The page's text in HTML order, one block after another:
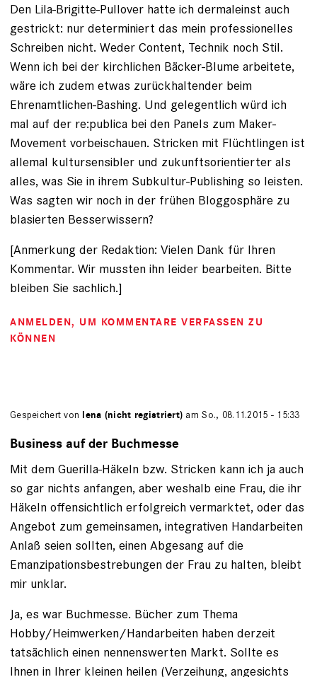
Den Lila-Brigitte-Pullover hatte ich dermaleinst auch
gestrickt: nur determiniert das mein professionelles
Schreiben nicht. Weder Content, Technik noch Stil.
Wenn ich bei der kirchlichen Bäcker-Blume arbeitete,
wäre ich zudem etwas zurückhaltender beim
Ehrenamtlichen-Bashing. Und gelegentlich würd ich
mal auf der re:publica bei den Panels zum Maker-
Movement vorbeischauen. Stricken mit Flüchtlingen ist
allemal kultursensibler und zukunftsorientierter als
alles, was Sie in ihrem Subkultur-Publishing so leisten.
Was sagten wir noch in der frühen Bloggosphäre zu
blasierten Besserwissern?
[Anmerkung der Redaktion: Vielen Dank für Ihren
Kommentar. Wir mussten ihn leider bearbeiten. Bitte
bleiben Sie sachlich.]
ANMELDEN, UM KOMMENTARE VERFASSEN ZU
KÖNNEN
Gespeichert von lena (nicht registriert) am So., 08.11.2015 - 15:33
Business auf der Buchmesse
Mit dem Guerilla-Häkeln bzw. Stricken kann ich ja auch
so gar nichts anfangen, aber weshalb eine Frau, die ihr
Häkeln offensichtlich erfolgreich vermarktet, oder das
Angebot zum gemeinsamen, integrativen Handarbeiten
Anlaß seien sollten, einen Abgesang auf die
Emanzipationsbestrebungen der Frau zu halten, bleibt
mir unklar.
Ja, es war Buchmesse. Bücher zum Thema
Hobby/Heimwerken/Handarbeiten haben derzeit
tatsächlich einen nennenswerten Markt. Sollte es
Ihnen in Ihrer kleinen heilen (Verzeihung, angesichts